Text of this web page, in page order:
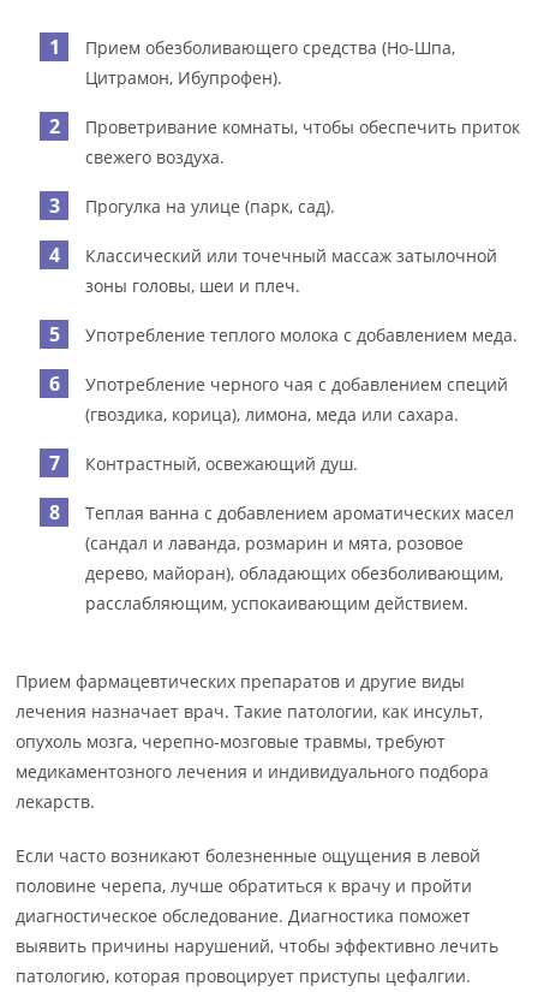
Прием обезболивающего средства (Но-Шпа,
Цитрамон, Ибупрофен).
Проветривание комнаты, чтобы обеспечить приток
свежего воздуха.
Прогулка на улице (парк, сад).
Классический или точечный массаж затылочной
зоны головы, шеи и плеч.
Употребление теплого молока с добавлением меда.
Употребление черного чая с добавлением специй
(гвоздика, корица), лимона, меда или сахара.
Контрастный, освежающий душ.
Теплая ванна с добавлением ароматических масел
(сандал и лаванда, розмарин и мята, розовое
дерево, майоран), обладающих обезболивающим,
расслабляющим, успокаивающим действием.
Прием фармацевтических препаратов и другие виды
лечения назначает врач. Такие патологии, как инсульт,
опухоль мозга, черепно-мозговые травмы, требуют
медикаментозного лечения и индивидуального подбора
лекарств.
Если часто возникают болезненные ощущения в левой
половине черепа, лучше обратиться к врачу и пройти
диагностическое обследование. Диагностика поможет
выявить причины нарушений, чтобы эффективно лечить
патологию, которая провоцирует приступы цефалгии.